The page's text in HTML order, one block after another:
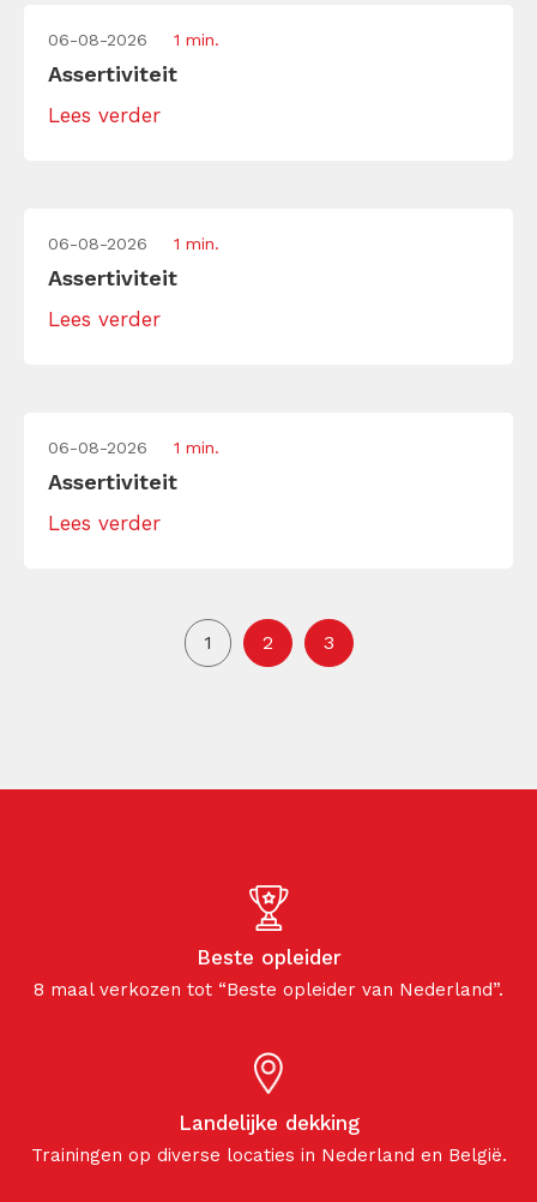
06-08-2026 1 min.
Assertiviteit
Lees verder
06-08-2026 1 min.
Assertiviteit
Lees verder
06-08-2026 1 min.
Assertiviteit
Lees verder
1 2 3
Beste opleider
8 maal verkozen tot “Beste opleider van Nederland”.
Landelijke dekking
Trainingen op diverse locaties in Nederland en België.